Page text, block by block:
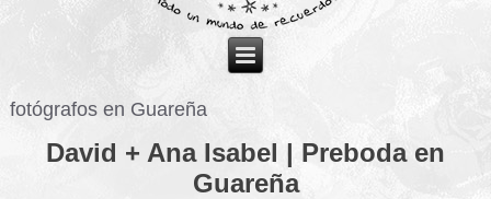
fotógrafos en Guareña
David + Ana Isabel | Preboda en
Guareña